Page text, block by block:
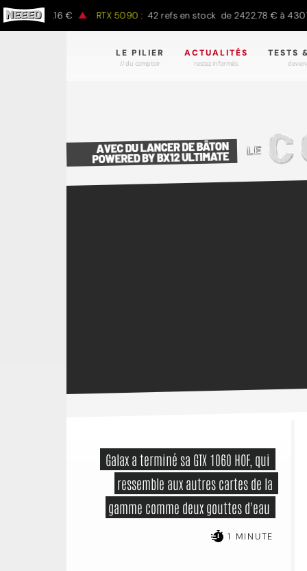
€ RTX 5090 : 42 refs en stock de 2422.78 € à 4301.97 €
LE PILIER
// du comptoir
ACTUALITÉS
restez informés.
TESTS
ressemble aux autres cartes de la
gamme comme deux gouttes d'eau
1 MINUTE